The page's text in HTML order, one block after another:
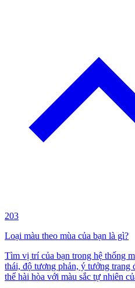
203
Loại màu theo mùa của bạn là gì?
Tìm vị trí của bạn trong hệ thống
thái, độ tương phản, ý tưởng trang
thể hài hòa với màu sắc tự nhiên